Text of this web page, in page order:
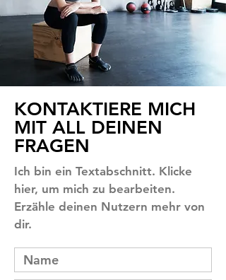
KONTAKTIERE MICH
MIT ALL DEINEN
FRAGEN
Ich bin ein Textabschnitt. Klicke
hier, um mich zu bearbeiten.
Erzähle deinen Nutzern mehr von
dir.